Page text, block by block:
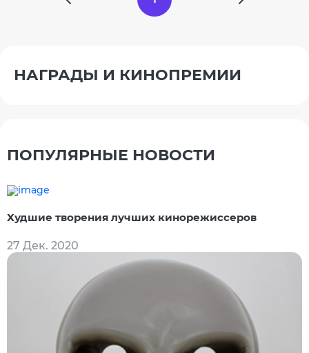
НАГРАДЫ И КИНОПРЕМИИ
ПОПУЛЯРНЫЕ НОВОСТИ
Худшие творения лучших кинорежиссеров
27 Дек. 2020